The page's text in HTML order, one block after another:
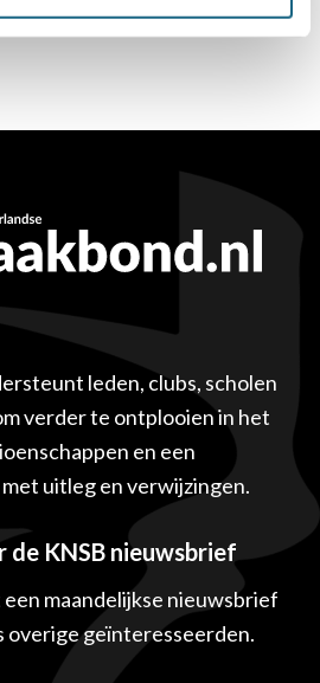
leden, clubs, scholen
verder te ontplooien in het
en een
uitleg en verwijzingen.
de KNSB nieuwsbrief
maandelijkse nieuwsbrief
overige geïnteresseerden.